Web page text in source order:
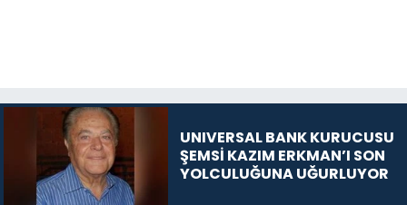
UNIVERSAL BANK KURUCUSU
ŞEMSİ KAZIM ERKMAN’I SON
YOLCULUĞUNA UĞURLUYOR